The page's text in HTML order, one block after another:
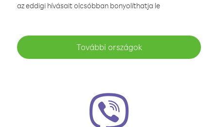
az eddigi hívásait olcsóbban bonyolíthatja le
További országok